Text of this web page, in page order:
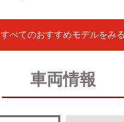
すべてのおすすめモデルをみる
車両情報